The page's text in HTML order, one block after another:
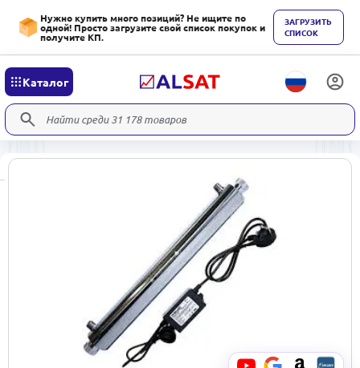
Нужно купить много позиций? Не ищите по
одной! Просто загрузите свой список покупок и
получите КП.
ЗАГРУЗИТЬ
СПИСОК
Каталог